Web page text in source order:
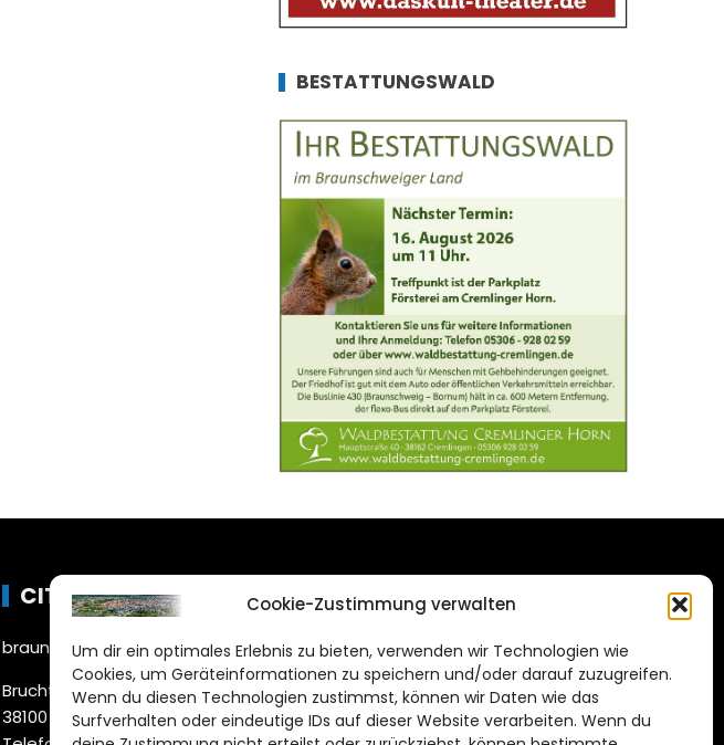
Cookie-Zustimmung verwalten
Um dir ein optimales Erlebnis zu bieten, verwenden wir Technologien wie
Cookies, um Geräteinformationen zu speichern und/oder darauf zuzugreifen.
Wenn du diesen Technologien zustimmst, können wir Daten wie das
Surfverhalten oder eindeutige IDs auf dieser Website verarbeiten. Wenn du
BESTATTUNGSWALD
CITYLIFE!
braunschweig@citylifemedien.de
Bruchtorwall 12
38100 Braunschweig
DAS STADTMAGAZIN
FÜR BRAUNSCHWEIG
Impressum
Datenschutzerklärung
Cookie Richtlinie